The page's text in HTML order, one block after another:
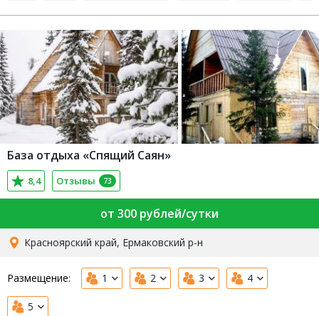
База отдыха «Спящий Саян»
8,4 Отзывы 73
от 300 рублей/сутки
Красноярский край, Ермаковский р-н
Размещение: 1 2 3 4
5